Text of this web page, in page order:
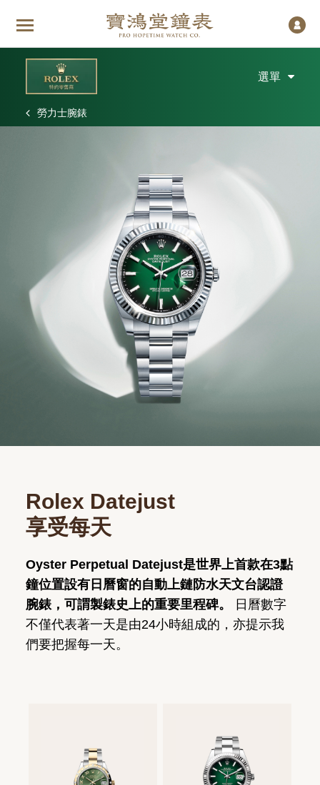
選單
勞力士腕錶
Rolex Datejust
享受每天
Oyster Perpetual Datejust是世界上首款在3點
鐘位置設有日曆窗的自動上鏈防水天文台認證
腕錶，可謂製錶史上的重要里程碑。
日曆數字
不僅代表著一天是由24小時組成的，亦提示我
們要把握每一天。